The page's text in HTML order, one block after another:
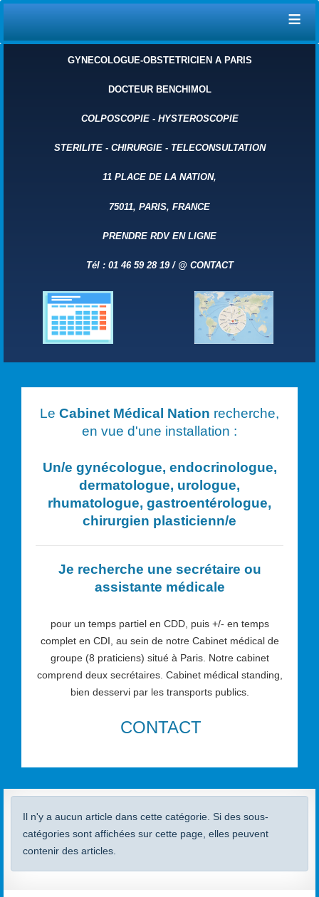
≡
GYNECOLOGUE-OBSTETRICIEN A PARIS
DOCTEUR BENCHIMOL
COLPOSCOPIE- HYSTEROSCOPIE
STERILITE- CHIRURGIE- TELECONSULTATION
11 PLACE DE LA NATION,
75011, PARIS, FRANCE
PRENDRE RDV EN LIGNE
Tél : 01 46 59 28 19 / @ CONTACT
Le Cabinet Médical Nation recherche,
en vue d'une installation :
Un/e gynécologue, endocrinologue,
dermatologue, urologue,
rhumatologue, gastroentérologue,
chirurgien plasticienn/e
Je recherche une secrétaire ou
assistante médicale
pour un temps partiel en CDD, puis +/- en temps
complet en CDI, au sein de notre Cabinet médical de
groupe (8 praticiens) situé à Paris. Notre cabinet
comprend deux secrétaires. Cabinet médical standing,
bien desservi par les transports publics.
CONTACT
Information
Il n'y a aucun article dans cette catégorie. Si des sous-
catégories sont affichées sur cette page, elles peuvent
contenir des articles.